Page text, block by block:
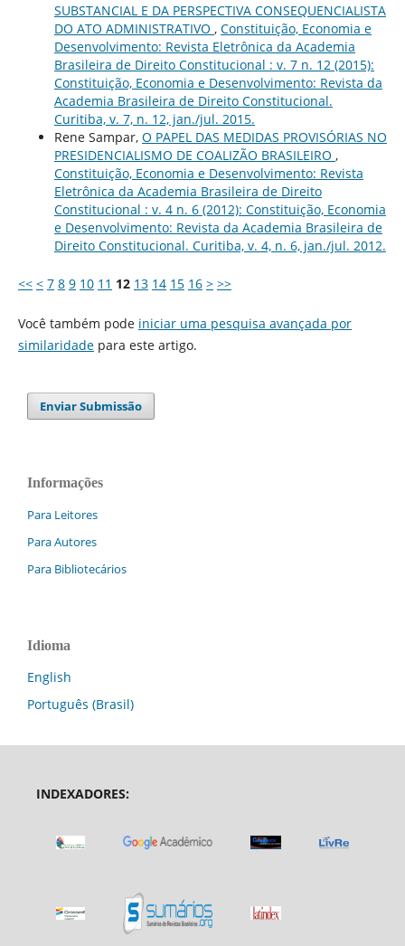
SUBSTANCIAL E DA PERSPECTIVA CONSEQUENCIALISTA
DO ATO ADMINISTRATIVO , Constituição, Economia e
Desenvolvimento: Revista Eletrônica da Academia
Brasileira de Direito Constitucional : v. 7 n. 12 (2015):
Constituição, Economia e Desenvolvimento: Revista da
Academia Brasileira de Direito Constitucional.
Curitiba, v. 7, n. 12, jan./jul. 2015.
Rene Sampar, O PAPEL DAS MEDIDAS PROVISÓRIAS NO
PRESIDENCIALISMO DE COALIZÃO BRASILEIRO ,
Constituição, Economia e Desenvolvimento: Revista
Eletrônica da Academia Brasileira de Direito
Constitucional : v. 4 n. 6 (2012): Constituição, Economia
e Desenvolvimento: Revista da Academia Brasileira de
Direito Constitucional. Curitiba, v. 4, n. 6, jan./jul. 2012.
<< < 7 8 9 10 11 12 13 14 15 16 > >>
Você também pode iniciar uma pesquisa avançada por
similaridadepara este artigo.
Enviar Submissão
Informações
Para Leitores
Para Autores
Para Bibliotecários
Idioma
English
Português (Brasil)
INDEXADORES: